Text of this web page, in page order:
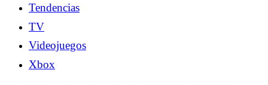
Tendencias
TV
Videojuegos
Xbox